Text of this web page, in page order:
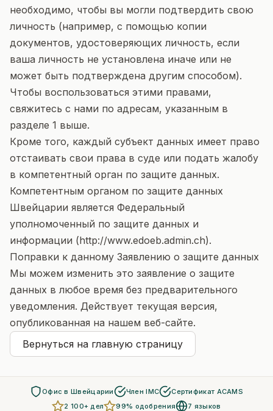
необходимо, чтобы вы могли подтвердить свою
личность (например, с помощью копии
документов, удостоверяющих личность, если
ваша личность не установлена иначе или не
может быть подтверждена другим способом).
Чтобы воспользоваться этими правами,
свяжитесь с нами по адресам, указанным в
разделе 1 выше.
Кроме того, каждый субъект данных имеет право
отстаивать свои права в суде или подать жалобу
в компетентный орган по защите данных.
Компетентным органом по защите данных
Швейцарии является Федеральный
уполномоченный по защите данных и
информации (http://www.edoeb.admin.ch).
Поправки к данному Заявлению о защите данных
Мы можем изменить это заявление о защите
данных в любое время без предварительного
уведомления. Действует текущая версия,
опубликованная на нашем веб-сайте.
Вернуться на главную страницу
Офис в Швейцарии Член IMC
Сертификат ACAMS
2 100+ дел
99% одобрения 7 языков